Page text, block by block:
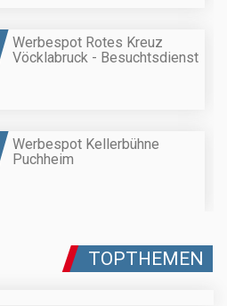
Werbespot Rotes Kreuz
Vöcklabruck - Besuchtsdienst
Werbespot Kellerbühne
Puchheim
TOPTHEMEN